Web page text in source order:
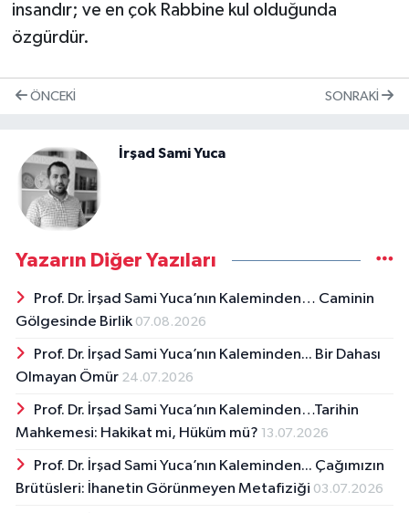
insandır; ve en çok Rabbine kul olduğunda
özgürdür.
ÖNCEKI SONRAKI
İrşad Sami Yuca
Yazarın Diğer Yazıları
Prof. Dr. İrşad Sami Yuca’nın Kaleminden… Caminin
Gölgesinde Birlik 07.08.2026
Prof. Dr. İrşad Sami Yuca’nın Kaleminden... Bir Dahası
Olmayan Ömür 24.07.2026
Prof. Dr. İrşad Sami Yuca’nın Kaleminden…Tarihin
Mahkemesi: Hakikat mi, Hüküm mü? 13.07.2026
Prof. Dr. İrşad Sami Yuca’nın Kaleminden... Çağımızın
Brütüsleri: İhanetin Görünmeyen Metafiziği 03.07.2026